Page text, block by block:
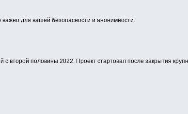
важно для вашей безопасности и анонимности.
второй половины 2022. Проект стартовал после закрытия